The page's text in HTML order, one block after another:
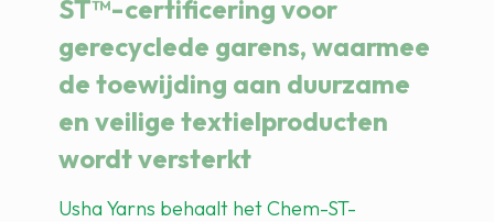
ST™-certificering voor
gerecyclede garens, waarmee
de toewijding aan duurzame
en veilige textielproducten
wordt versterkt
Usha Yarns behaalt het Chem-ST-